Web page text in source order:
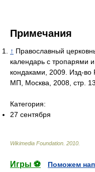
Примечания
↑ Православный
календарь с тропарями и
кондаками, 2009. Изд-
МП, Москва, 2008, стр.
Категория:
27 сентября
Wikimedia Foundation 2010
Игры ⚽
Поможем